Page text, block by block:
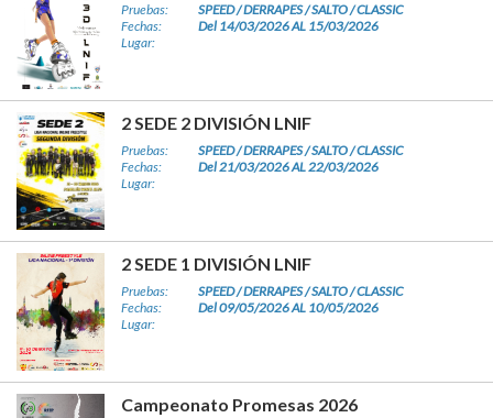
Pruebas:
SPEED / DERRAPES / SALTO / CLASSIC
Fechas:
Del 14/03/2026 AL 15/03/2026
Lugar:
2 SEDE 2 DIVISIÓN LNIF
Pruebas:
SPEED / DERRAPES / SALTO / CLASSIC
Fechas:
Del 21/03/2026 AL 22/03/2026
Lugar:
2 SEDE 1 DIVISIÓN LNIF
Pruebas:
SPEED / DERRAPES / SALTO / CLASSIC
Fechas:
Del 09/05/2026 AL 10/05/2026
Lugar:
Campeonato Promesas 2026